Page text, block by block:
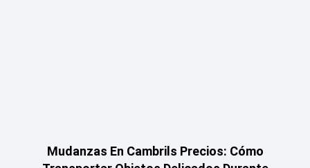
Mudanzas En Cambrils Precios: Cómo